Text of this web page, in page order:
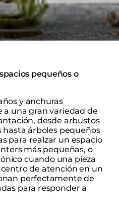
pequeños o
y anchuras
una gran variedad de
desde arbustos
hasta árboles pequeños
para realzar un espacio
más pequeñas, o
cuando una pieza
de atención en un
perfectamente de
para responder a